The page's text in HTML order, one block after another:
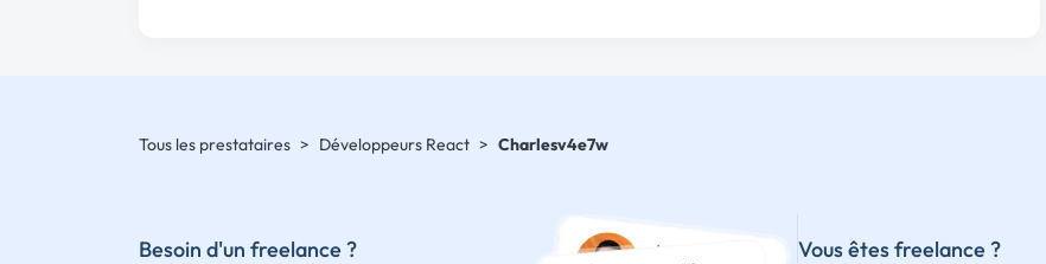
Tous les prestataires > Développeurs React > Charlesv4e7w
Besoin d'un freelance ? Vous êtes freelance ?